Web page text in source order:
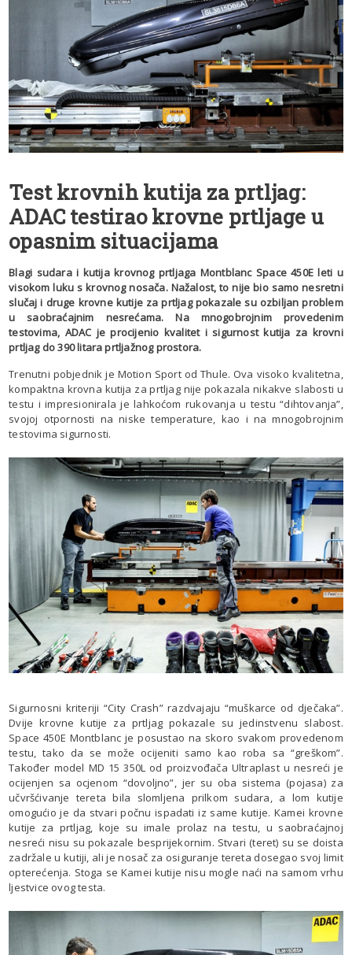
Test krovnih kutija za prtljag:
ADAC testirao krovne prtljage u
opasnim situacijama
Blagi sudara i kutija krovnog prtljaga Montblanc Space 450E leti u
visokom luku s krovnog nosača. Nažalost, to nije bio samo nesretni
slučaj i druge krovne kutije za prtljag pokazale su ozbiljan problem
u saobraćajnim nesrećama. Na mnogobrojnim provedenim
testovima, ADAC je procijenio kvalitet i sigurnost kutija za krovni
prtljag do 390 litara prtljažnog prostora.
Trenutni pobjednik je Motion Sport od Thule. Ova visoko kvalitetna,
kompaktna krovna kutija za prtljag nije pokazala nikakve slabosti u
testu i impresionirala je lahkoćom rukovanja u testu “dihtovanja”,
svojoj otpornosti na niske temperature, kao i na mnogobrojnim
testovima sigurnosti.
Sigurnosni kriteriji “City Crash” razdvajaju “muškarce od dječaka”.
Dvije krovne kutije za prtljag pokazale su jedinstvenu slabost.
Space 450E Montblanc je posustao na skoro svakom provedenom
testu, tako da se može ocijeniti samo kao roba sa “greškom”.
Također model MD 15 350L od proizvođača Ultraplast u nesreći je
ocijenjen sa ocjenom “dovoljno”, jer su oba sistema (pojasa) za
učvršćivanje tereta bila slomljena prilkom sudara, a lom kutije
omogućio je da stvari počnu ispadati iz same kutije. Kamei krovne
kutije za prtljag, koje su imale prolaz na testu, u saobraćajnoj
nesreći nisu su pokazale besprijekornim. Stvari (teret) su se doista
zadržale u kutiji, ali je nosač za osiguranje tereta dosegao svoj limit
opterećenja. Stoga se Kamei kutije nisu mogle naći na samom vrhu
ljestvice ovog testa.